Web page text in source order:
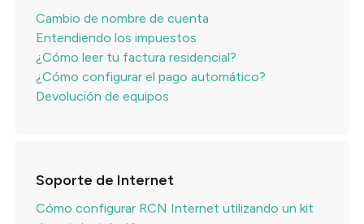
Cambio de nombre de cuenta
Entendiendo los impuestos
¿Cómo leer tu factura residencial?
¿Cómo configurar el pago automático?
Devolución de equipos
Soporte de Internet
Cómo configurar RCN Internet utilizando un kit